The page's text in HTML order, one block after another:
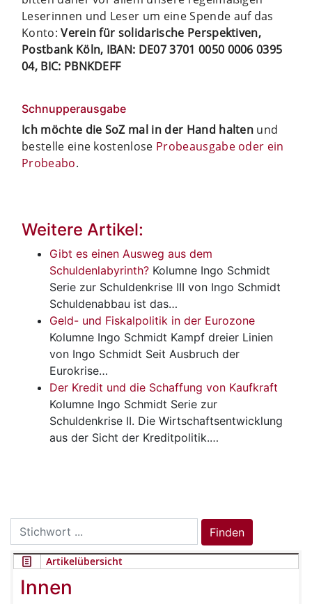
Leserinnen und Leser um eine Spende auf das
Konto:Verein für solidarische Perspektiven,
Postbank Köln, IBAN: DE07 3701 0050 0006 0395
04, BIC: PBNKDEFF
Schnupperausgabe
Ich möchte die SoZ mal in der Hand halten und
bestelle eine kostenlose Probeausgabe oder ein
Probeabo.
Weitere Artikel:
Gibt es einen Ausweg aus dem
Schuldenlabyrinth? Kolumne Ingo Schmidt
Serie zur Schuldenkrise III von Ingo Schmidt
Schuldenabbau ist das…
Geld- und Fiskalpolitik in der Eurozone
Kolumne Ingo Schmidt Kampf dreier Linien
von Ingo Schmidt Seit Ausbruch der
Eurokrise…
Der Kredit und die Schaffung von Kaufkraft
Kolumne Ingo Schmidt Serie zur
Schuldenkrise II. Die Wirtschaftsentwicklung
aus der Sicht der Kreditpolitik.…
Search
for:
Finden
Artikelübersicht
Innen